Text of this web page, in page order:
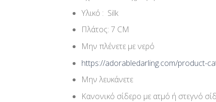
Υλικό : Silk
Πλάτος: 7 CM
Μην πλένετε με νερό
https://adorabledarling.com/product-
Μην λευκάνετε
Κανονικό σίδερο με ατμό ή στεγνό